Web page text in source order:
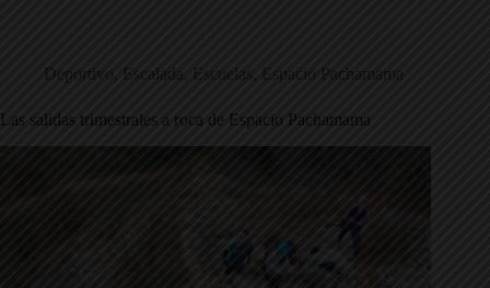
Deportivo, Escalada , Escuelas Espacio Pachamama
Las salidas trimestrales a roca de Espacio Pachamama